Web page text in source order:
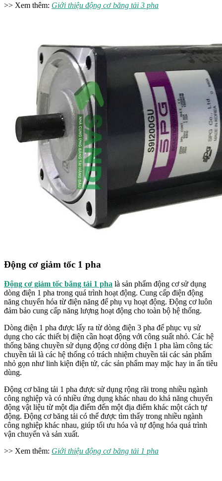
>> Xem thêm: Giới thiệu động cơ băng tải 3 pha
Động cơ giảm tốc 1 pha
Động cơ giảm tốc băng tải 1 pha là sản phẩm động cơ sử dụng
dòng điện 1 pha trong quá trình hoạt động. Cung cấp điện động
năng chuyển hóa từ điện năng để phụ vụ hoạt động. Động cơ luôn
đảm bảo cung cấp năng lượng hoạt động cho toàn bộ hệ thống.
Dòng điện 1 pha được lấy ra từ dòng điện 3 pha để phục vụ sử
dụng cho các thiết bị điện cần hoạt động với công suất nhỏ. Các hệ
thống băng chuyền sử dụng động cơ dòng điện 1 pha làm công tác
chuyền tải là các hệ thống có trách nhiệm chuyền tải các sản phẩm
nhỏ gọn như linh kiện điện tử, các sản phẩm may mặc hay in ấn tiêu
dùng.
Động cơ băng tải 1 pha được sử dụng rộng rãi trong nhiều ngành
công nghiệp và có nhiều ứng dụng khác nhau do khả năng chuyển
động vật liệu từ một địa điểm đến một địa điểm khác một cách tự
động. Động cơ băng tải có thể được tìm thấy trong nhiều ngành
công nghiệp khác nhau, giúp tối ưu hóa và tự động hóa quá trình
vận chuyển và sản xuất.
>> Xem thêm: Giới thiệu động cơ băng tải 1 pha